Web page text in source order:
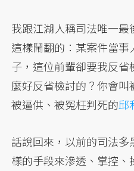
我跟江湖人稱司法唯一
這樣鬧翻的：某案件當
子，這位前輩卻要我反
麼好反省檢討的？你會叫
被逼供、被冤枉判死的邱
話說回來，以前的司法
樣的手段來滲透、掌控